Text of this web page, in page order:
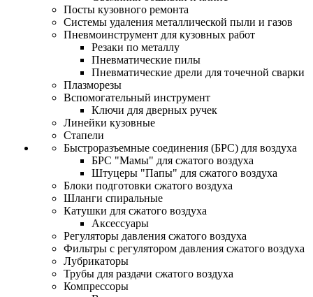
Посты кузовного ремонта
Системы удаления металлической пыли и газов
Пневмоинструмент для кузовных работ
Резаки по металлу
Пневматические пилы
Пневматические дрели для точечной сварки
Плазморезы
Вспомогательный инструмент
Ключи для дверных ручек
Линейки кузовные
Стапели
Быстроразъемные соединения (БРС) для воздуха
БРС "Мамы" для сжатого воздуха
Штуцеры "Папы" для сжатого воздуха
Блоки подготовки сжатого воздуха
Шланги спиральные
Катушки для сжатого воздуха
Аксессуары
Регуляторы давления сжатого воздуха
Фильтры с регулятором давления сжатого воздуха
Лубрикаторы
Трубы для раздачи сжатого воздуха
Компрессоры